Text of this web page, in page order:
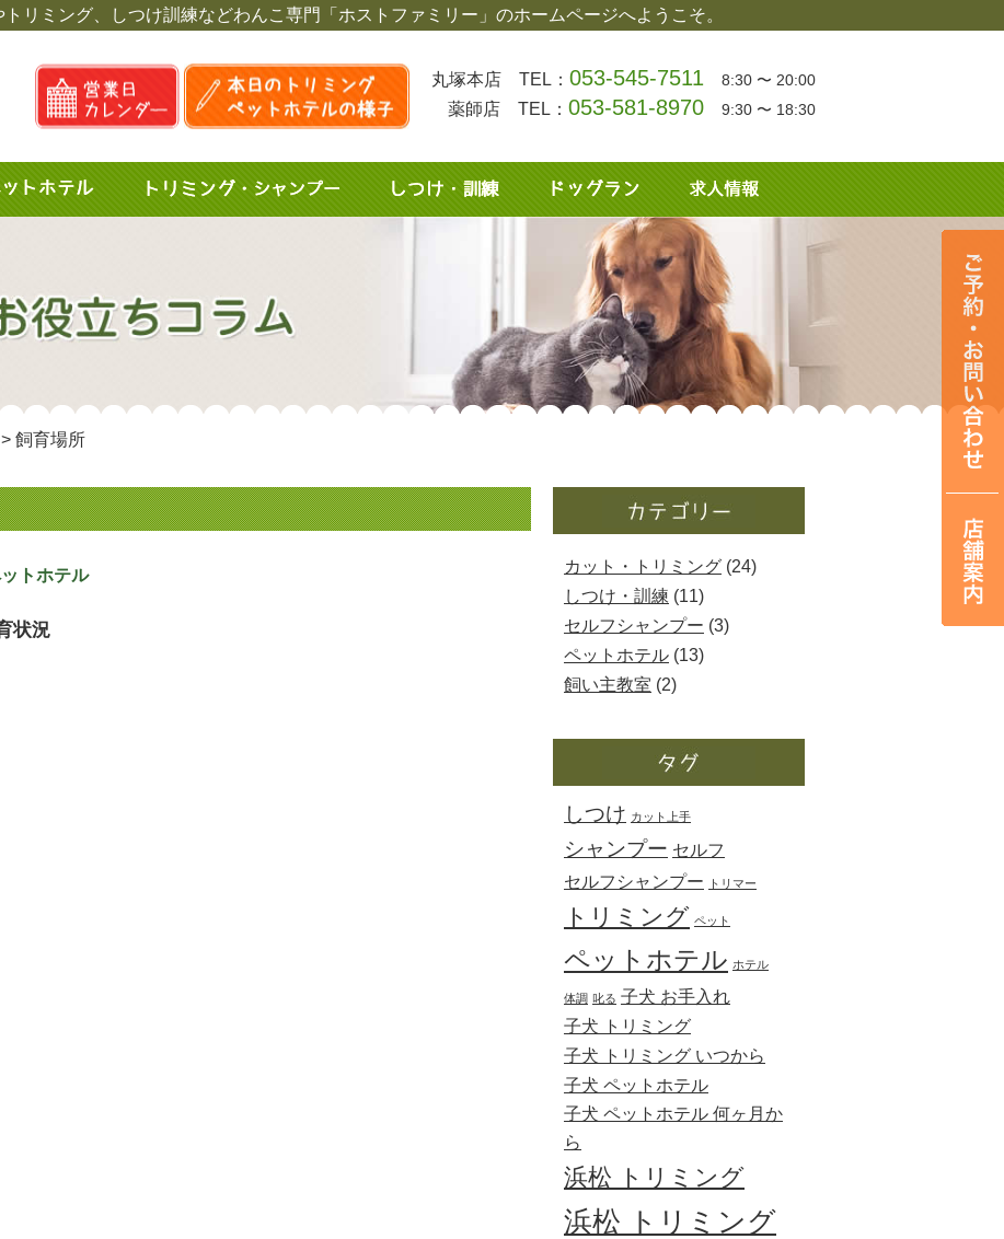
リミング、しつけ訓練などわんこ専門「ホストファミリー」のホームページへようこそ。
丸塚本店 TEL： 053-545-7511 8:30 〜 20:00
薬師店 TEL： 053-581-8970 9:30 〜 18:30
> 飼育場所
カット・トリミング (24)
しつけ・訓練 (11)
セルフシャンプー (3)
ペットホテル (13)
飼い主教室 (2)
しつけ カット上手
シャンプー セルフ
セルフシャンプー
トリマー
トリミング ペット
ペットホテル ホテル
体調 叱る 子犬 お手入れ
子犬 トリミング
子犬 トリミング いつから
子犬 ペットホテル
子犬 ペットホテル 何ヶ月か
ら
浜松 トリミング
浜松 トリミング
トホテル
状況